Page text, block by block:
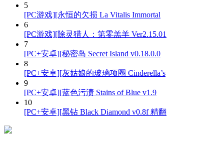
5
[PC游戏][永恒的欠损 La Vitalis Immortal
6
[PC游戏][除灵猎人：第零羔羊 Ver2.15.01
7
[PC+安卓][秘密岛 Secret Island v0.18.0.0
8
[PC+安卓][灰姑娘的玻璃项圈 Cinderella’s
9
[PC+安卓][蓝色污渍 Stains of Blue v1.9
10
[PC+安卓][黑钻 Black Diamond v0.8f 精翻